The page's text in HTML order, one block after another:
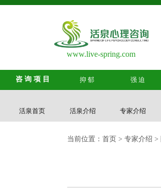
www.live-spring.com
咨询项目 抑郁 强迫
活泉首页 活泉介绍 专家介绍
当前位置：首页 >专家介绍 >